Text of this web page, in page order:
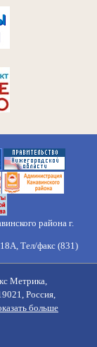
района г.
Тел/факс (831)
Противодействие
нам
Метрика,
Россия,
больше